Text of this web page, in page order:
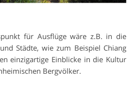
für Ausflüge wäre z.B. in die
Städte, wie zum Beispiel Chiang
einzigartige Einblicke in die Kultur
Bergvölker.